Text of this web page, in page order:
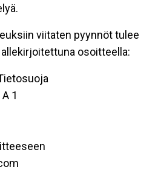
viitaten pyynnöt tulee
osoitteella:
1